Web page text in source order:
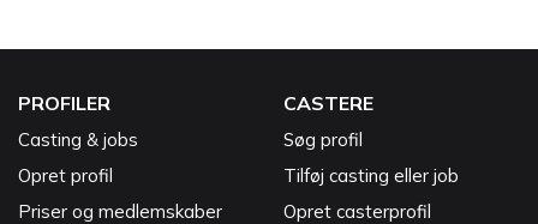
PROFILER
Casting & jobs
Opret profil
Priser og medlemskaber
CASTERE
Søg profil
Tilføj casting eller job
Opret casterprofil